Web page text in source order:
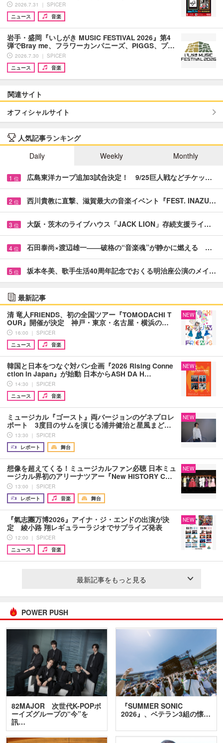
2026.7.31 ｜ SPICER
ニュース
音楽
岩手・盛岡『いしがき MUSIC FESTIVAL 2026』第4
弾でBray me、フラワーカンパニーズ、PIGGS、プ…
2026.7.30 ｜ SPICER
ニュース
音楽
関連サイト
オフィシャルサイト
人気記事ランキング
Daily
Weekly Monthly
1 位 広島東洋カープ追加3試合決定！ 9/25巨人戦などチケッ…
2 位 西川貴教に直撃、滋賀最大の音楽イベント『FEST. INAZU…
3 位 大阪・茨木のライブハウス「JACK LION」存続支援ライ…
4 位 石田泰尚×渡辺雄一――破格の“音楽魂”が静かに燃える …
5 位 坂本冬美、歌手生活40周年記念でおくる明治座公演のメイ…
最新記事
清 竜人FRIENDS、初の全国ツアー『TOMODACHI T
OUR』開催が決定 神戸・東京・名古屋・横浜の…
16:00 ｜ SPICER
ニュース
音楽
NEW
韓国と日本をつなぐ対バン企画『2026 Rising Conne
ction in Japan』が始動 日本からASH DA H…
14:30 ｜ SPICER
ニュース
音楽
NEW
ミュージカル『ゴースト』両バージョンのゲネプロレ
ポート 3度目のサムを演じる浦井健治と星風まど…
13:30 ｜ SPICER
レポート
舞台
NEW
想像を超えてくる！ミュージカルファン必聴 日本ミュ
ージカル界初のアリーナツアー『New HISTORY C…
13:00 ｜ SPICER
レポート
音楽 舞台
NEW
『氣志團万博2026』アイナ・ジ・エンドの出演が決
定 綾小路 翔レギュラーラジオでサプライズ発表
12:00 ｜ SPICER
ニュース
音楽
NEW
最新記事をもっと見る
POWER PUSH
82MAJOR 次世代K-POPボ
ーイズグループの“今”を
訊…
『SUMMER SONIC
2026』、ベテラン3組の懐…